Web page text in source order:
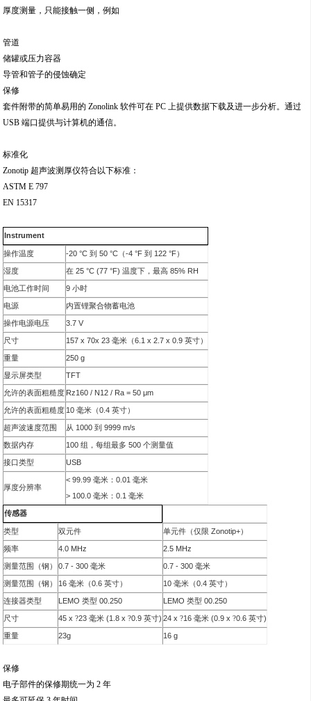
厚度测量，只能接触一侧，例如
管道
储罐或压力容器
导管和管子的侵蚀确定
保修
套件附带的简单易用的 Zonolink 软件可在 PC 上提供数据下载及进一步分析。通过
USB 端口提供与计算机的通信。
标准化
Zonotip 超声波测厚仪符合以下标准：
ASTM E 797
EN 15317
Instrument
操作温度 -20 °C 到 50 °C （-4 °F 到 122 °F）
湿度 在 25 °C (77 °F)温度下，最高 85% RH
电池工作时间 9小时
电源 内置锂聚合物蓄电池
操作电源电压 3.7 V
尺寸 157 x 70x 23毫米（6.1 x 2.7 x 0.9英寸）
重量 250 g
显示屏类型 TFT
允许的表面粗糙度 Rz160 / N12 / Ra = 50 μm
允许的表面粗糙度 10毫米（0.4英寸）
超声波速度范围 从 1000到 9999 m/s
数据内存 100组，每组最多 500个测量值
接口类型 USB
厚度分辨率
< 99.99毫米：0.01毫米
> 100.0毫米：0.1毫米
传感器
类型 双元件 单元件（仅限 Zonotip+）
频率 4.0 MHz 2.5 MHz
测量范围（钢） 0.7 - 300毫米 0.7 - 300毫米
测量范围（钢） 16毫米（0.6英寸） 10毫米（0.4英寸）
连接器类型 LEMO类型 00.250 LEMO类型 00.250
尺寸 45 x?23毫米 (1.8 x?0.9英寸) 24 x?16毫米 (0.9 x?0.6英寸)
重量 23g 16 g
保修
电子部件的保修期统一为 2 年